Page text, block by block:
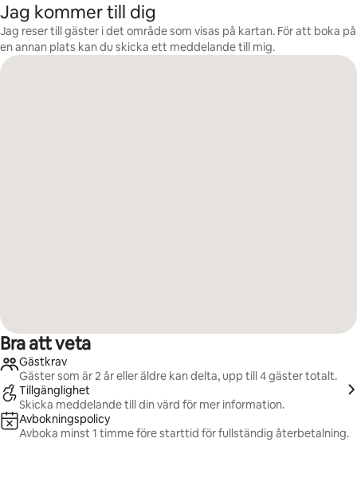
Jag kommer till dig
Jag reser till gäster i det område som visas på kartan. För att boka på
en annan plats kan du skicka ett meddelande till mig.
Bra att veta
Gästkrav
Gäster som är 2 år eller äldre kan delta, upp till 4 gäster totalt.
Tillgänglighet
Skicka meddelande till din värd för mer information.
Avbokningspolicy
Avboka minst 1 timme före starttid för fullständig återbetalning.